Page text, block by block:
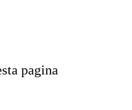
pagina